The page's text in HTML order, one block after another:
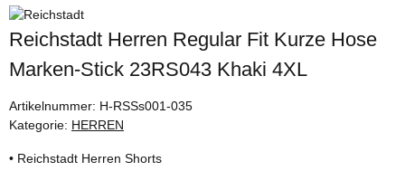
Reichstadt Herren Regular Fit Kurze Hose
Marken-Stick 23RS043 Khaki 4XL
Artikelnummer: H-RSSs001-035
Kategorie: HERREN
• Reichstadt Herren Shorts